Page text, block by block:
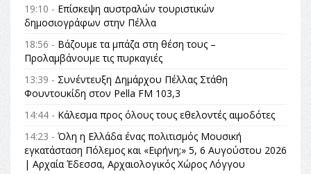
19:10 - Επίσκεψη αυστραλών τουριστικών
δημοσιογράφων στην Πέλλα
18:56 - Βάζουμε τα μπάζα στη θέση τους –
Προλαμβάνουμε τις πυρκαγιές
13:39 - Συνέντευξη Δημάρχου Πέλλας Στάθη
Φουντουκίδη στον Pella FM 103,3
14:44 - Κάλεσμα προς όλους τους εθελοντές αιμοδότες
14:23 - Όλη η Ελλάδα ένας πολιτισμός Μουσική
εγκατάσταση Πόλεμος και «Ειρήνη;» 5, 6 Αυγούστου 2026
| Αρχαία Έδεσσα, Αρχαιολογικός Χώρος Λόγγου